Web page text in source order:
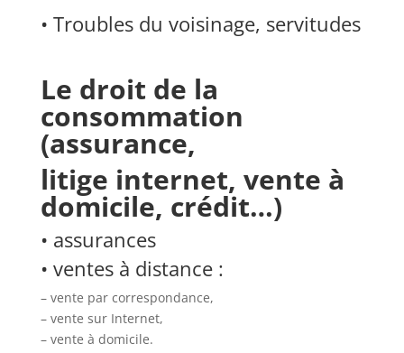
• Troubles du voisinage, servitudes
Le droit de la
consommation
(assurance,
litige internet, vente à
domicile, crédit…)
• assurances
• ventes à distance :
– vente par correspondance,
– vente sur Internet,
– vente à domicile.